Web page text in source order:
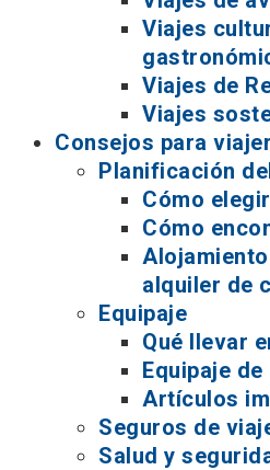
Viajes
Viajes de
Viajes
Consejos para
Planificación
Cómo
Cómo
alquiler de
Equipaje
Qué llevar
Equipaje de
Artículos
Seguros de
Salud y